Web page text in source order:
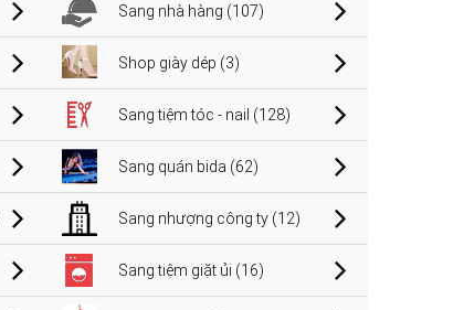
Sang nhà hàng (107)
Shop giày dép (3)
Sang tiệm tóc - nail (128)
Sang quán bida (62)
Sang nhượng công ty (12)
Sang tiệm giặt ủi (16)